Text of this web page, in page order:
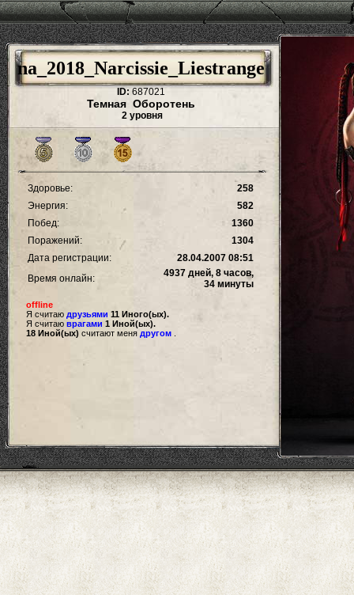
na_2018_Narcissie_Liestrange
ID: 687021
Темная Оборотень
2 уровня
Здоровье:
258
Энергия:
582
Побед:
1360
Поражений:
1304
Дата регистрации:
28.04.2007 08:51
Время онлайн:
4937 дней, 8 часов,
34 минуты
offline
Я считаю друзьями 11 Иного(ых).
Я считаю врагами 1 Иной(ых).
18 Иной(ых) считают меня другом